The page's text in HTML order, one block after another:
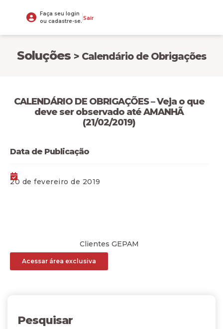
Faça seu login
ou cadastre-se. Sair
Soluções > Calendário de Obrigações
CALENDÁRIO DE OBRIGAÇÕES – Veja o que
deve ser observado até AMANHÃ
(21/02/2019)
Data de Publicação
20 de fevereiro de 2019
Clientes GEPAM
Acessar área exclusiva
Pesquisar